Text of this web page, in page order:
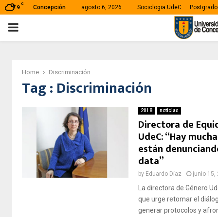
7.9
C
Concepción agosto 6, 2026 Sociologia UdeC Postgrado
PRIMARY
Home Discriminación
Tag : Discriminación
2018 noticias
Directora de
UdeC: “Hay
están
data”
by Eduardo Díaz junio 15,
La directora de Género
que urge retomar el
generar protocolos y